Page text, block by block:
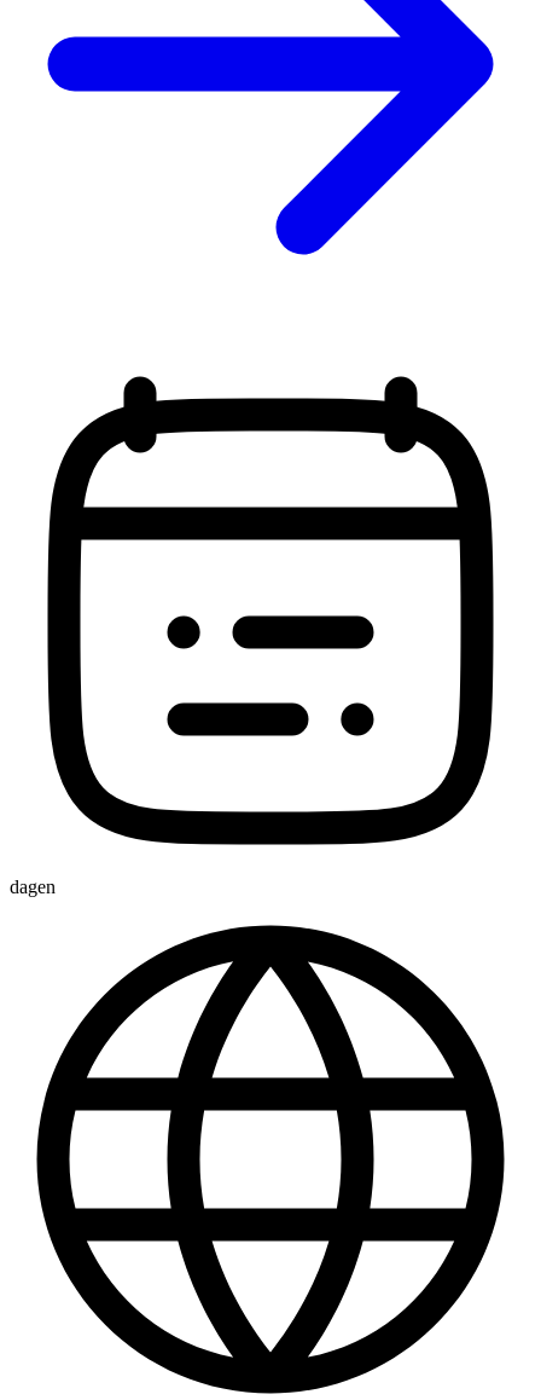
dagen